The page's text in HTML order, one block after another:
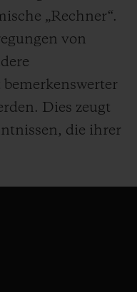
„Rechner“.
von
Dies zeugt
die ihrer